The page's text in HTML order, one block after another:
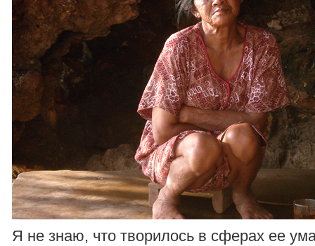
Я не знаю, что творилось в сферах ее